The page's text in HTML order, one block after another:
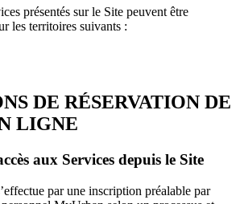
présentés sur le Site peuvent être
les territoires suivants :
DE RÉSERVATION DE
LIGNE
aux Services depuis le Site
par une inscription préalable par